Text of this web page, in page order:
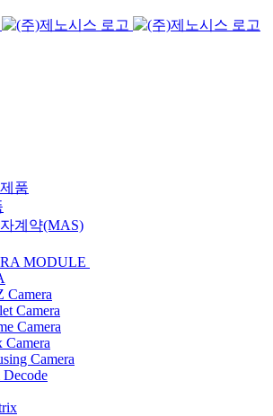
품
계약(MAS)
MODULE
Camera
Camera
Camera
Camera
Camera